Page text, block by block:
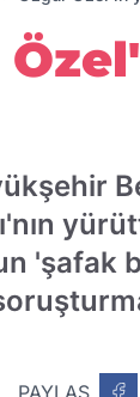
'şafak